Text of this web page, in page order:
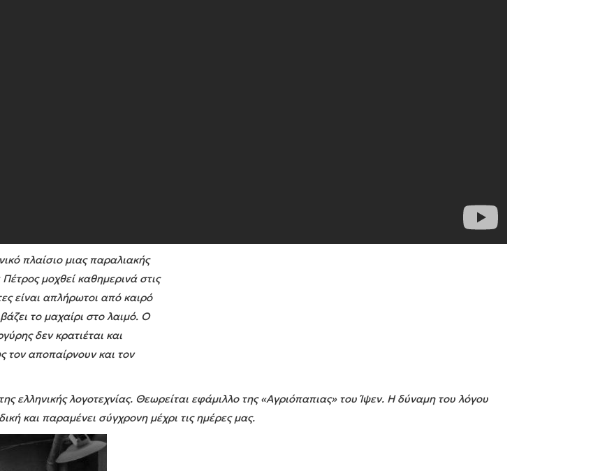
πλαίσιο μιας παραλιακής
μοχθεί καθημερινά στις
είναι απλήρωτοι από καιρό
το μαχαίρι στο λαιμό. Ο
δεν κρατιέται και
τον αποπαίρνουν και τον
ελληνικής λογοτεχνίας. Θεωρείται εφάμιλλο της «Αγριόπαπιας» του Ίψεν. Η δύναμη του λόγου
και παραμένει σύγχρονη μέχρι τις ημέρες μας.